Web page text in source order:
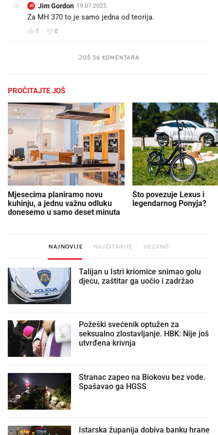
JG Jim Gordon 19.07.2025.
Za MH 370 to je samo jedna od teorija.
1 0
JOŠ 36 KOMENTARA
PROČITAJTE JOŠ
Mjesecima planiramo novu
kuhinju, a jednu važnu odluku
donesemo u samo deset minuta
Što povezuje Lexus i
legendarnog Ponyja?
NAJNOVIJE NAJČITANIJE VEZANO
Talijan u Istri kriomice snimao golu
djecu, zaštitar ga uočio i zadržao
Požeški svećenik optužen za
seksualno zlostavljanje. HBK: Nije još
utvrđena krivnja
Stranac zapeo na Biokovu bez vode.
Spašavao ga HGSS
Istarska županija dobiva banku hrane